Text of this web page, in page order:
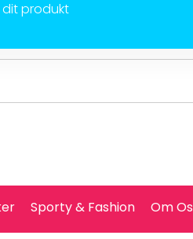
produkt
Sporty & Fashion Om Os